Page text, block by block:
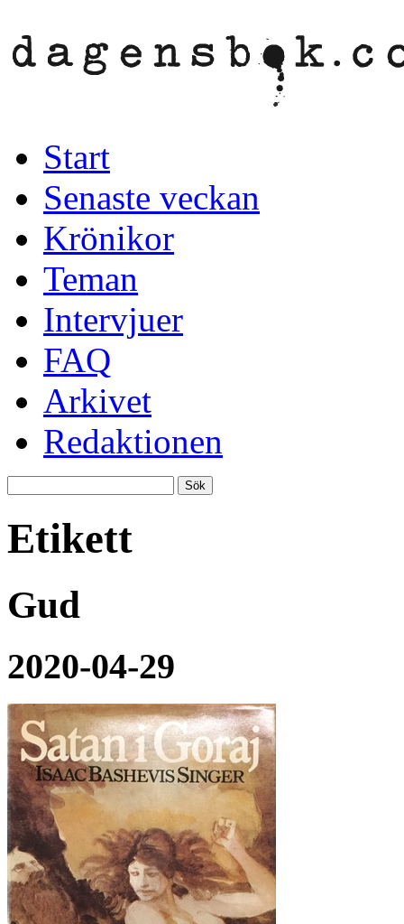
Start
Senaste veckan
Krönikor
Teman
Intervjuer
FAQ
Arkivet
Redaktionen
Etikett
Gud
2020-04-29